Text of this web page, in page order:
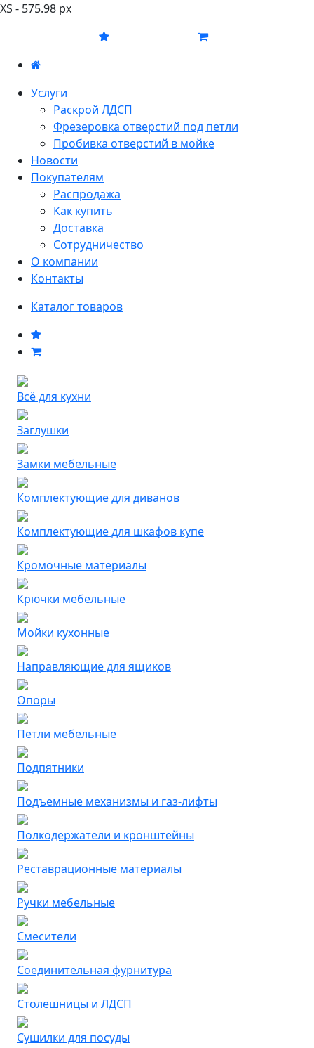
XS - 575.98 px
Услуги
Раскрой ЛДСП
Фрезеровка отверстий под петли
Пробивка отверстий в мойке
Новости
Покупателям
Распродажа
Как купить
Доставка
Сотрудничество
О компании
Контакты
Каталог товаров
Всё для кухни
Заглушки
Замки мебельные
Комплектующие для диванов
Комплектующие для шкафов купе
Кромочные материалы
Крючки мебельные
Мойки кухонные
Направляющие для ящиков
Опоры
Петли мебельные
Подпятники
Подъемные механизмы и газ-лифты
Полкодержатели и кронштейны
Реставрационные материалы
Ручки мебельные
Смесители
Соединительная фурнитура
Столешницы и ЛДСП
Сушилки для посуды